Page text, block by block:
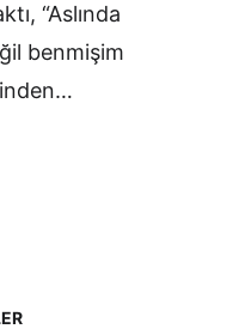
“Aslında
benmişim